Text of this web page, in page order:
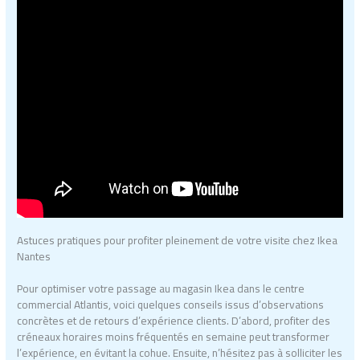
Astuces pratiques pour profiter pleinement de votre visite chez Ikea
Nantes
Pour optimiser votre passage au magasin Ikea dans le centre
commercial Atlantis, voici quelques conseils issus d’observations
concrètes et de retours d’expérience clients. D’abord, profiter des
créneaux horaires moins fréquentés en semaine peut transformer
l’expérience, en évitant la cohue. Ensuite, n’hésitez pas à solliciter les